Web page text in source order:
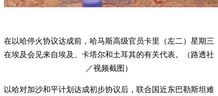
在以哈停火协议达成前，哈马斯高级官员卡里（左二）星期三
在埃及会见来自埃及、卡塔尔和土耳其的有关代表。（路透社
／视频截图）
以哈对加沙和平计划达成初步协议后，联合国近东巴勒斯坦难